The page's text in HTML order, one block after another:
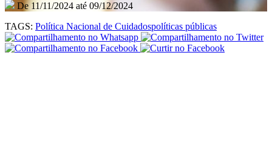
De 11/11/2024 até 09/12/2024
TAGS: Política Nacional de Cuidadospolíticas públicas